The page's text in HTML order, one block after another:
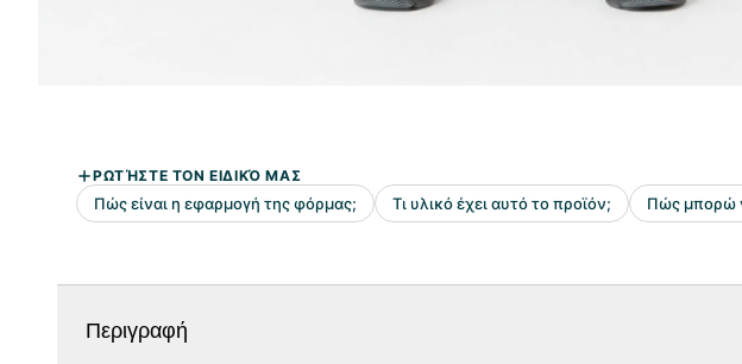
Περιγραφή